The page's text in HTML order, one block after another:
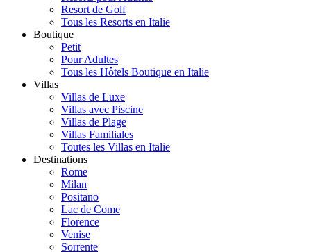
Resort de Golf
Tous les Resorts en Italie
Boutique
Petit
Pour Adultes
Tous les Hôtels Boutique en Italie
Villas
Villas de Luxe
Villas avec Piscine
Villas de Plage
Villas Familiales
Toutes les Villas en Italie
Destinations
Rome
Milan
Positano
Lac de Come
Florence
Venise
Sorrente